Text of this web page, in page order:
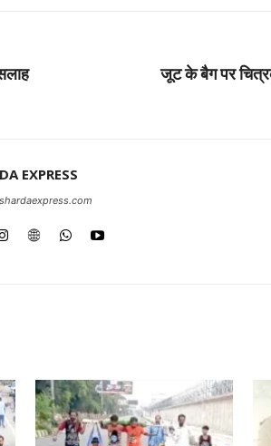
जूट के बैग पर
EXPRESS